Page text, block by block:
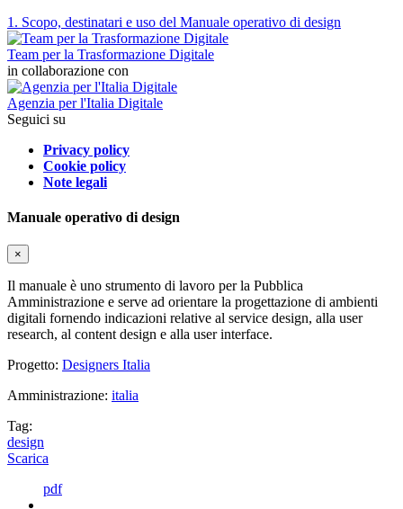
1. Scopo, destinatari e uso del Manuale operativo di design
Team per la Trasformazione Digitale
in collaborazione con
Agenzia per l'Italia Digitale
Seguici su
Privacy policy
Cookie policy
Note legali
Manuale operativo di design
×
Il manuale è uno strumento di lavoro per la Pubblica
Amministrazione e serve ad orientare la progettazione di ambienti
digitali fornendo indicazioni relative al service design, alla user
research, al content design e alla user interface.
Progetto: Designers Italia
Amministrazione: italia
Tag:
design
Scarica
pdf